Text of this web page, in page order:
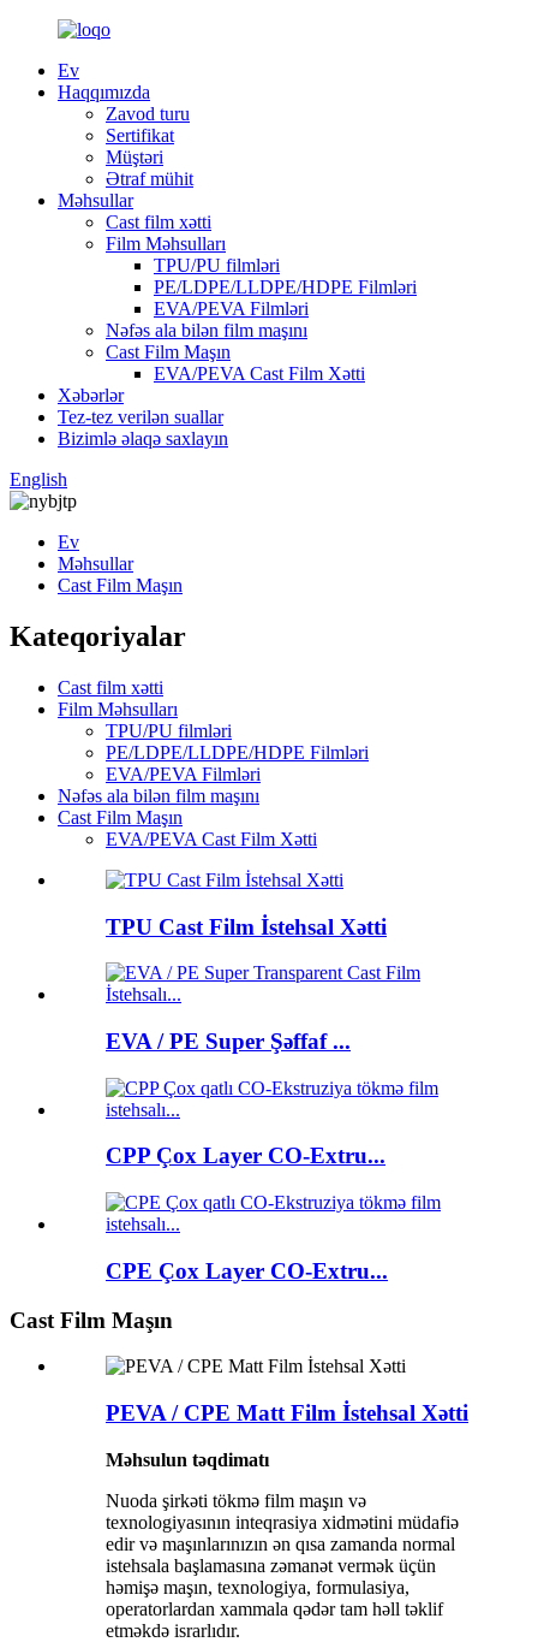
Ev
Haqqımızda
Zavod turu
Sertifikat
Müştəri
Ətraf mühit
Məhsullar
Cast film xətti
Film Məhsulları
TPU/PU filmləri
PE/LDPE/LLDPE/HDPE Filmləri
EVA/PEVA Filmləri
Nəfəs ala bilən film maşını
Cast Film Maşın
EVA/PEVA Cast Film Xətti
Xəbərlər
Tez-tez verilən suallar
Bizimlə əlaqə saxlayın
English
Ev
Məhsullar
Cast Film Maşın
Kateqoriyalar
Cast film xətti
Film Məhsulları
TPU/PU filmləri
PE/LDPE/LLDPE/HDPE Filmləri
EVA/PEVA Filmləri
Nəfəs ala bilən film maşını
Cast Film Maşın
EVA/PEVA Cast Film Xətti
TPU Cast Film İstehsal Xətti
EVA / PE Super Şəffaf ...
CPP Çox Layer CO-Extru...
CPE Çox Layer CO-Extru...
Cast Film Maşın
PEVA / CPE Matt Film İstehsal Xətti
Məhsulun təqdimatı
Nuoda şirkəti tökmə film maşın və
texnologiyasının inteqrasiya xidmətini müdafiə
edir və maşınlarınızın ən qısa zamanda normal
istehsala başlamasına zəmanət vermək üçün
həmişə maşın, texnologiya, formulasiya,
operatorlardan xammala qədər tam həll təklif
etməkdə israrlıdır.